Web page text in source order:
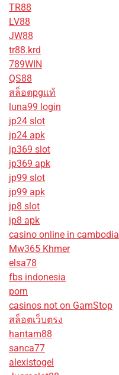
TR88
LV88
JW88
tr88.krd
789WIN
QS88
สล็อตpgแท้
luna99 login
jp24 slot
jp24 apk
jp369 slot
jp369 apk
jp99 slot
jp99 apk
jp8 slot
jp8 apk
casino online in cambodia
Mw365 Khmer
elsa78
fbs indonesia
porn
casinos not on GamStop
สล็อตเว็บตรง
hantam88
sanca77
alexistogel